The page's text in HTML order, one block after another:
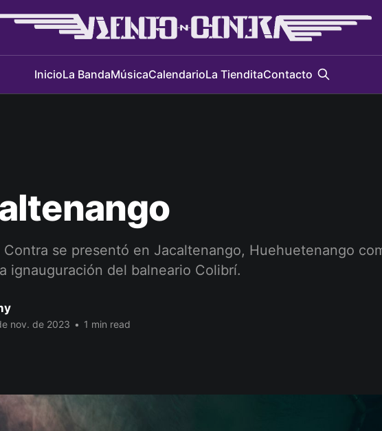
InicioLa BandaMúsicaCalendarioLa TienditaContacto
Contra se presentó en Jacaltenango, Huehuetenango
ignauguración del balneario Colibrí.
nov. de 2023 • 1 min read